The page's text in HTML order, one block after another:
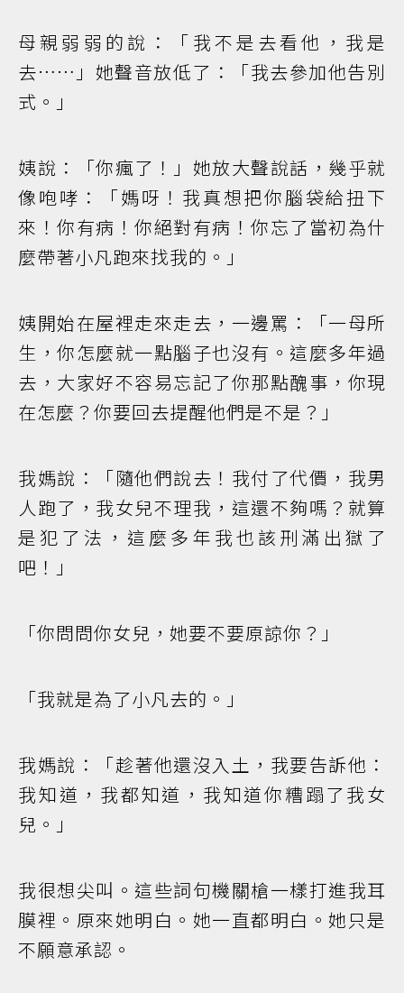
母親弱弱的說：「我不是去看他，我是
去……」她聲音放低了：「我去參加他告別
式。」
姨說：「你瘋了！」她放大聲說話，幾乎就
像咆哮：「媽呀！我真想把你腦袋給扭下
來！你有病！你絕對有病！你忘了當初為什
麼帶著小凡跑來找我的。」
姨開始在屋裡走來走去，一邊罵：「一母所
生，你怎麼就一點腦子也沒有。這麼多年過
去，大家好不容易忘記了你那點醜事，你現
在怎麼？你要回去提醒他們是不是？」
我媽說：「隨他們說去！我付了代價，我男
人跑了，我女兒不理我，這還不夠嗎？就算
是犯了法，這麼多年我也該刑滿出獄了
吧！」
「你問問你女兒，她要不要原諒你？」
「我就是為了小凡去的。」
我媽說：「趁著他還沒入土，我要告訴他：
我知道，我都知道，我知道你糟蹋了我女
兒。」
我很想尖叫。這些詞句機關槍一樣打進我耳
膜裡。原來她明白。她一直都明白。她只是
不願意承認。